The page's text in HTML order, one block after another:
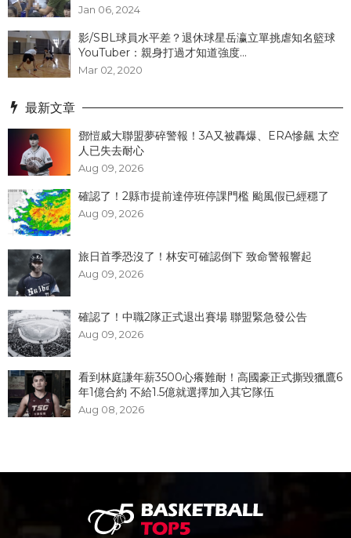
Jan 06, 2024
影/SBL球員水平差？退休球星岳瀛立單挑虐知名籃球
YouTuber：親身打過才知道強度...
Mar 02, 2020
最新文章
鄧愷威大聯盟夢碎警報！3A又被轟爆、ERA慘飆 太空
人已失去耐心
Aug 09, 2026
確認了！2縣市提前達停班停課門檻 颱風假已經穩了
Aug 09, 2026
旅日首季恐沒了！林安可確認倒下 致命警報響起
Aug 09, 2026
確認了！中職2隊正式退出賽場 聯盟緊急發公告
Aug 09, 2026
看到林庭謙年薪3500心癢難耐！高國豪正式撕毀獵鷹6
年1億合約 不給1.5億就選擇加入其它隊伍
Aug 08, 2026